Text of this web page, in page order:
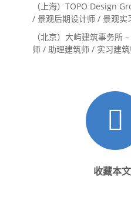
（上海）TOPO Design
/ 景观后期设计师 / 景观实
（北京）大屿建筑事务所
师 / 助理建筑师 / 实习建
收藏本文